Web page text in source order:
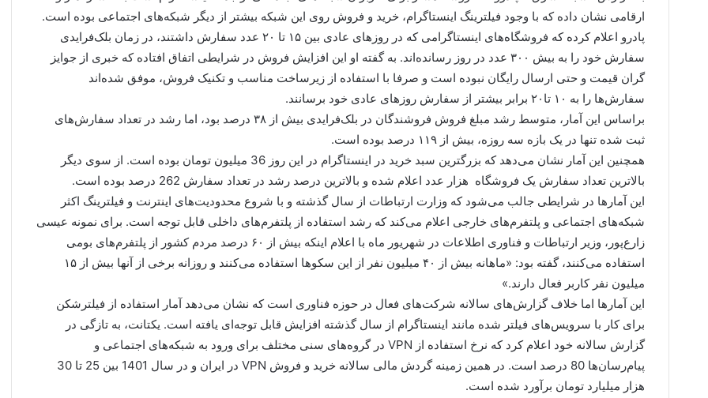
ارقامی نشان داده که با وجود فیلترینگ اینستاگرام، خرید و فروش روی این شبکه بیشتر از دیگر شبکه‌های اجتماعی بوده است.
پادرو اعلام کرده که فروشگاه‌های اینستاگرامی که در روزهای عادی بین ۱۵ تا ۲۰ عدد سفارش داشتند، در زمان بلک‌فرایدی
سفارش خود را به بیش ۳۰۰ عدد در روز رسانده‌اند. به گفته او این افزایش فروش در شرایطی اتفاق افتاده که خبری از جوایز
گران قیمت و حتی ارسال رایگان نبوده است و صرفا با استفاده از زیرساخت مناسب و تکنیک فروش، موفق شده‌اند
سفارش‌ها را به ۱۰ تا۲۰ برابر بیشتر از سفارش‌ روزهای عادی خود برسانند.
براساس این آمار، متوسط رشد مبلغ فروش فروشندگان در بلک‌فرایدی بیش از ۳۸ درصد بود، اما رشد در تعداد سفارش‌های
ثبت شده تنها در یک بازه سه روزه، بیش از ۱۱۹ درصد بوده است.
همچنین این آمار نشان می‌دهد که بزرگترین سبد خرید در اینستاگرام در این روز 36 میلیون تومان بوده است. از سوی دیگر
بالاترین تعداد سفارش یک فروشگاه هزار عدد اعلام شده و بالاترین درصد رشد در تعداد سفارش 262 درصد بوده است.
این آمارها در شرایطی جالب می‌شود که وزارت ارتباطات از سال گذشته و با شروع محدودیت‌های اینترنت و فیلترینگ اکثر
شبکه‌های اجتماعی و پلتفرم‌های خارجی اعلام می‌کند که رشد استفاده از پلتفرم‌های داخلی قابل توجه است. برای نمونه عیسی
زارع‌پور، وزیر ارتباطات و فناوری اطلاعات در شهریور ماه با اعلام اینکه بیش از ۶۰ درصد مردم کشور از پلتفرم‌های بومی
استفاده می‌کنند، گفته بود: «ماهانه بیش از ۴۰ میلیون نفر از این سکوها استفاده می‌کنند و روزانه برخی از آنها بیش از ۱۵
میلیون نفر کاربر فعال دارند.»
این آمارها اما خلاف گزارش‌‌های سالانه شرکت‌های فعال در حوزه فناوری است که نشان می‌دهد آمار استفاده از فیلترشکن
برای کار با سرویس‌های فیلتر شده مانند اینستاگرام از سال گذشته افزایش قابل توجه‌ای یافته است. یکتانت، به تازگی در
گزارش سالانه خود اعلام کرد که نرخ استفاده از VPN در گروه‌های سنی مختلف برای ورود به شبکه‌های اجتماعی و
پیام‌رسان‌ها 80 درصد است. در همین زمینه گردش مالی سالانه خرید و فروش VPN در ایران و در سال 1401 بین 25 تا 30
هزار میلیارد تومان برآورد شده است.